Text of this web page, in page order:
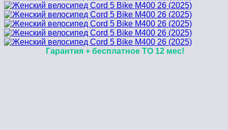
Гарантия + бесплатное ТО 12 мес!